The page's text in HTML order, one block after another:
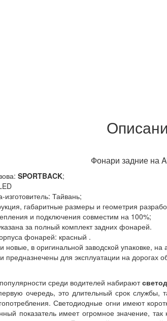
Фонари задние на
SPORTBACK;
изготовитель: Тайвань;
габаритные размеры и геометрия
и подключения совместим на 100%;
за полный комплект задних фонарей.
фонарей: красный .
новые, в оригинальной заводской упаковке,
предназнечены для эксплуатации на дорогах
среди водителей набирают
очередь, это длительный срок службы,
Светодиодные огни имеют
показатель имеет огромное значение,